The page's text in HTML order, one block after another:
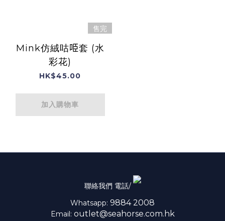
售完
Mink仿絨咕𠱸套 (水
彩花)
HK$45.00
加入購物車
聯絡我們 電話/
Whatsapp: 9884 2008
Email: outlet@seahorse.com.hk